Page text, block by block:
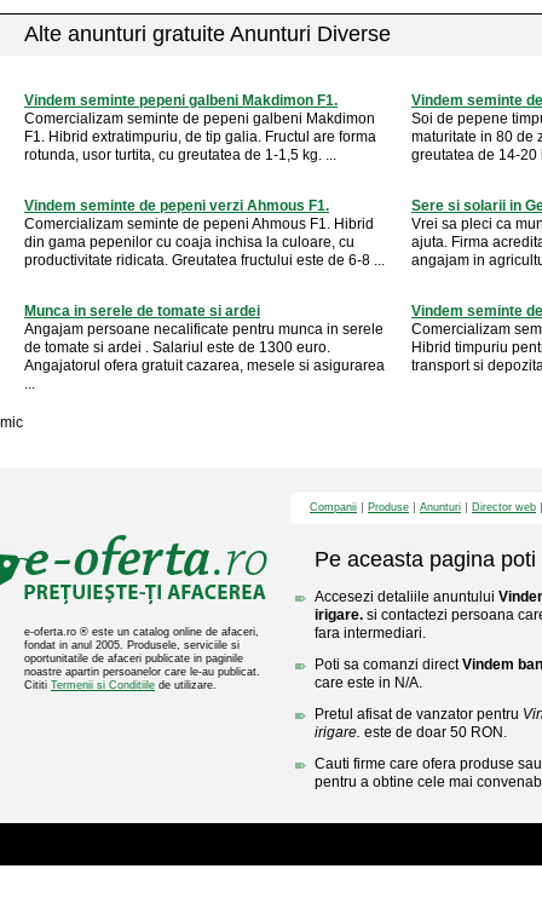
Alte anunturi gratuite Anunturi Diverse
Vindem seminte pepeni galbeni Makdimon F1.
Comercializam seminte de pepeni galbeni Makdimon
F1. Hibrid extratimpuriu, de tip galia. Fructul are forma
rotunda, usor turtita, cu greutatea de 1-1,5 kg. ...
Vindem seminte
Soi de pepene
maturitate in 80 de
greutatea de 14-20
Vindem seminte de pepeni verzi Ahmous F1.
Comercializam seminte de pepeni Ahmous F1. Hibrid
din gama pepenilor cu coaja inchisa la culoare, cu
productivitate ridicata. Greutatea fructului este de 6-8 ...
Sere si solarii in
Vrei sa pleci ca
ajuta. Firma
angajam in
Munca in serele de tomate si ardei
Angajam persoane necalificate pentru munca in serele
de tomate si ardei . Salariul este de 1300 euro.
Angajatorul ofera gratuit cazarea, mesele si asigurarea
...
Vindem seminte
Comercializam
Hibrid timpuriu
transport si
mic
e-oferta.ro ® este un catalog online de afaceri,
fondat in anul 2005. Produsele, serviciile si
oportunitatile de afaceri publicate in paginile
noastre apartin persoanelor care le-au publicat.
Cititi Termenii si Conditiile de utilizare.
Companii Produse Anunturi Director web
Pe aceasta pagina poti
Accesezi detaliile anuntului
irigare. si contactezi persoana
fara intermediari.
Poti sa comanzi directVindem
care este in N/A.
Pretul afisat de vanzator pentru
irigare. este de doar 50 RON.
Cauti firme care ofera produse
pentru a obtine cele mai